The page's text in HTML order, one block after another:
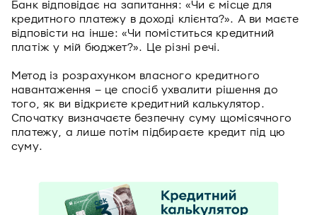
Банк відповідає на запитання: «Чи є місце для
кредитного платежу в доході клієнта?». А ви маєте
відповісти на інше: «Чи поміститься кредитний
платіж у мій бюджет?». Це різні речі.
Метод із розрахунком власного кредитного
навантаження – це спосіб ухвалити рішення до
того, як ви відкриєте кредитний калькулятор.
Спочатку визначаєте безпечну суму щомісячного
платежу, а лише потім підбираєте кредит під цю
суму.